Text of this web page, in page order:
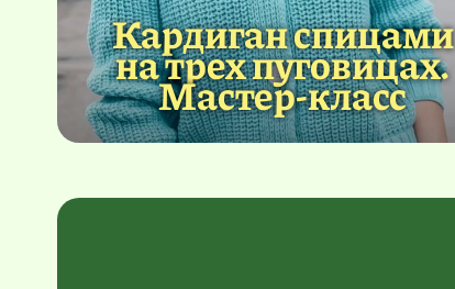
Кардиган спицами
на трех пуговицах.
Мастер-класс